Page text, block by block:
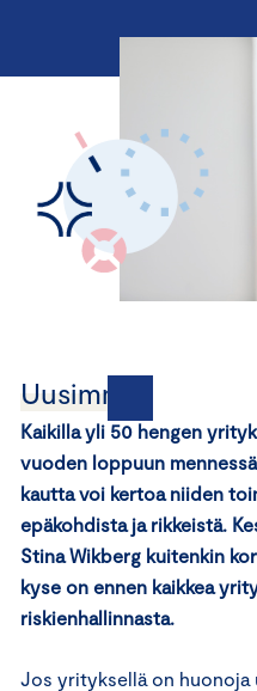
Uusimmat
Kaikilla yli 50 hengen
vuoden loppuun
kautta voi kertoa niiden
epäkohdista ja rikkeistä.
Stina Wikberg kuitenkin
kyse on ennen kaikkea
riskienhallinnasta.
Jos yrityksellä on huonoja